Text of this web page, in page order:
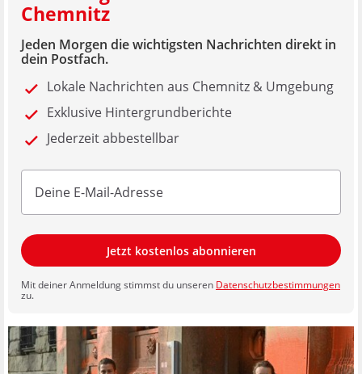
Chemnitz
Jeden Morgen die wichtigsten Nachrichten direkt in
dein Postfach.
Lokale Nachrichten aus Chemnitz & Umgebung
Exklusive Hintergrundberichte
Jederzeit abbestellbar
Jetzt kostenlos abonnieren
Mit deiner Anmeldung stimmst du unseren Datenschutzbestimmungen
zu.